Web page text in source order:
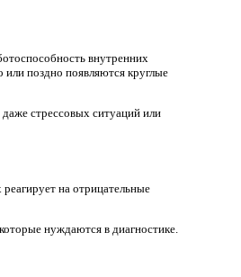
внутренних
поздно появляются круглые
стрессовых ситуаций или
на отрицательные
нуждаются в диагностике.